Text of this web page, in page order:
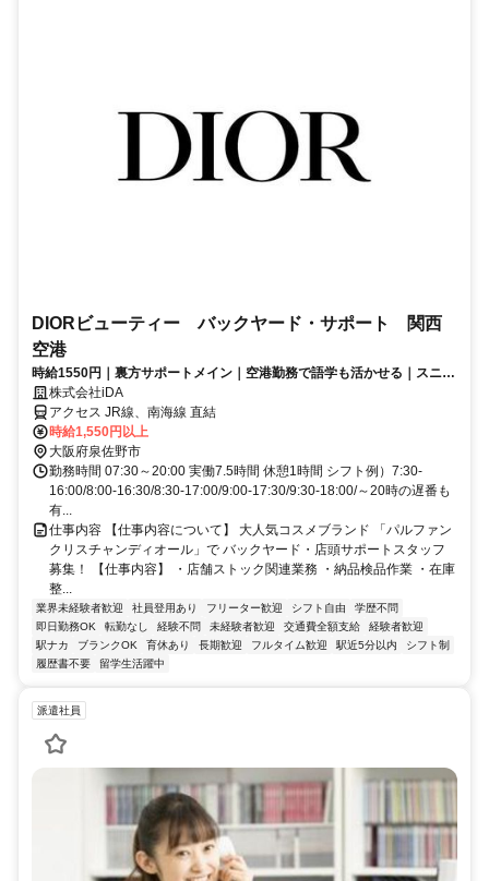
DIORビューティー バックヤード・サポート 関西
空港
時給1550円｜裏方サポートメイン｜空港勤務で語学も活かせる｜スニー
カー勤務OK
株式会社iDA
アクセス JR線、南海線 直結
時給1,550円以上
大阪府泉佐野市
勤務時間 07:30～20:00 実働7.5時間 休憩1時間 シフト例）7:30-
16:00/8:00-16:30/8:30-17:00/9:00-17:30/9:30-18:00/～20時の遅番も
有...
仕事内容 【仕事内容について】 大人気コスメブランド 「パルファン
クリスチャンディオール」で バックヤード・店頭サポートスタッフ
募集！ 【仕事内容】 ・店舗ストック関連業務 ・納品検品作業 ・在庫
整...
業界未経験者歓迎 社員登用あり フリーター歓迎 シフト自由
学歴不問
即日勤務OK
転勤なし 経験不問 未経験者歓迎 交通費全額支給
経験者歓迎
駅ナカ
ブランクOK 育休あり 長期歓迎 フルタイム歓迎 駅近5分以内
シフト制
履歴書不要
留学生活躍中
派遣社員